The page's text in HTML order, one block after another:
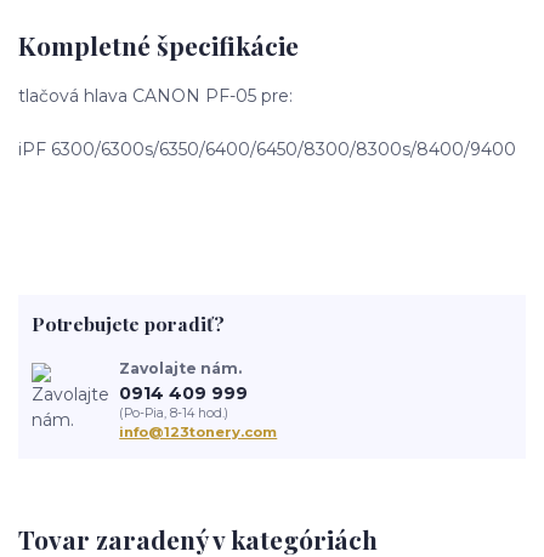
Kompletné špecifikácie
tlačová hlava CANON PF-05 pre:
iPF 6300/6300s/6350/6400/6450/8300/8300s/8400/9400
Tovar zaradený v kategóriách
Potrebujete poradiť?
Zavolajte nám.
0914 409 999
(Po-Pia, 8-14 hod.)
info@123tonery.com